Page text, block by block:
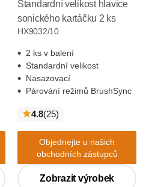
Standardní velikost hlavice
sonického kartáčku 2 ks
HX9032/10
2 ks v balení
Standardní velikost
Nasazovací
Párování režimů BrushSync
4.8(25recenze
)
Objednejte u našich
obchodních zástupců
Zobrazit výrobek